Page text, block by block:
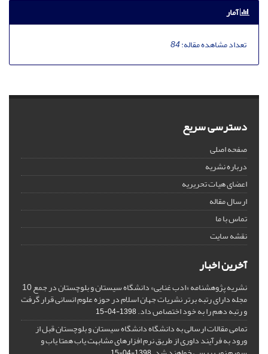
آمار
تعداد مشاهده مقاله:84
دسترسی سریع
صفحه اصلی
درباره نشریه
اعضای هیات تحریریه
ارسال مقاله
تماس با ما
نقشه سایت
آخرین اخبار
نشریه پژوهشنامه «ادب غنایی» دانشگاه سیستان و بلوچستان در جمع 10
مجله دارای رتبه برتر نشریات جهان اسلام در حوزه علوم انسانی قرار گرفت
و رتبه دهم را به خود اختصاص داد.1398-04-15
تمامی مقالات ارسالی به دانشگاه دانشگاه سیستان و بلوچستان قبل از
ورود به فرآیند داوری از طریق نرم افزارهای مشابهت یاب همتا یاب و